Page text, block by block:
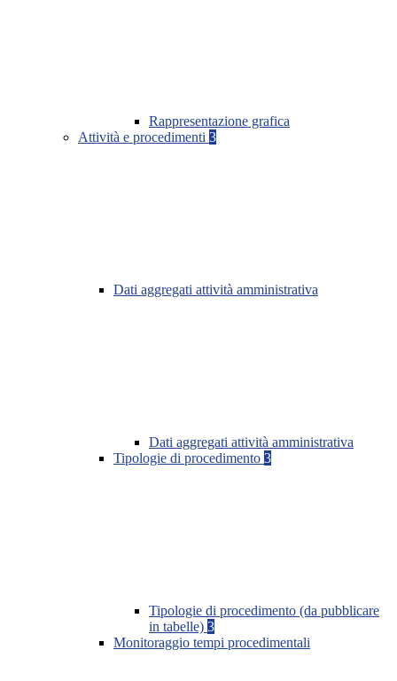
Rappresentazione grafica
Attività e procedimenti 3
Dati aggregati attività amministrativa
Dati aggregati attività amministrativa
Tipologie di procedimento 3
Tipologie di procedimento (da pubblicare
in tabelle) 3
Monitoraggio tempi procedimentali